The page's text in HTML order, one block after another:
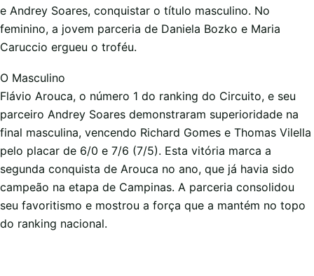
e Andrey Soares, conquistar o título masculino. No
feminino, a jovem parceria de Daniela Bozko e Maria
Caruccio ergueu o troféu.
O Masculino
Flávio Arouca, o número 1 do ranking do Circuito, e seu
parceiro Andrey Soares demonstraram superioridade na
final masculina, vencendo Richard Gomes e Thomas Vilella
pelo placar de 6/0 e 7/6 (7/5). Esta vitória marca a
segunda conquista de Arouca no ano, que já havia sido
campeão na etapa de Campinas. A parceria consolidou
seu favoritismo e mostrou a força que a mantém no topo
do ranking nacional.